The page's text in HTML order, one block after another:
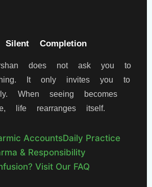
Completion
does not ask you to
It only invites you to
When seeing becomes
life rearranges itself.
AccountsDaily Practice
& Responsibility
Visit Our FAQ